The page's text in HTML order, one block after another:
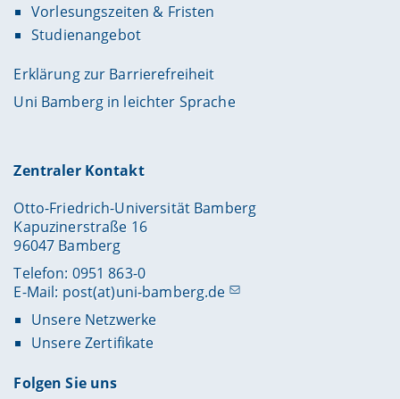
Vorlesungszeiten & Fristen
Studienangebot
Erklärung zur Barrierefreiheit
Uni Bamberg in leichter Sprache
Zentraler Kontakt
Otto-Friedrich-Universität Bamberg
Kapuzinerstraße 16
96047 Bamberg
Telefon: 0951 863-0
E-Mail: post(at)uni-bamberg.de
Unsere Netzwerke
Unsere Zertifikate
Folgen Sie uns